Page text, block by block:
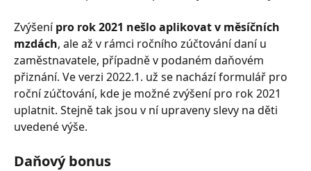
Zvýšení pro rok 2021 nešlo aplikovat v měsíčních
mzdách, ale až v rámci ročního zúčtování daní u
zaměstnavatele, případně v podaném daňovém
přiznání. Ve verzi 2022.1. už se nachází formulář pro
roční zúčtování, kde je možné zvýšení pro rok 2021
uplatnit. Stejně tak jsou v ní upraveny slevy na děti
uvedené výše.
Daňový bonus